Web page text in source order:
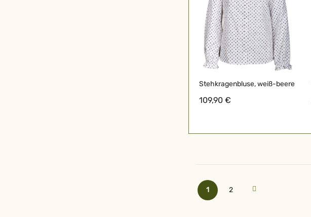
Stehkragenbluse, weiß-beere
109,90 €
SeiteSie lesen gerade Seite
1 2